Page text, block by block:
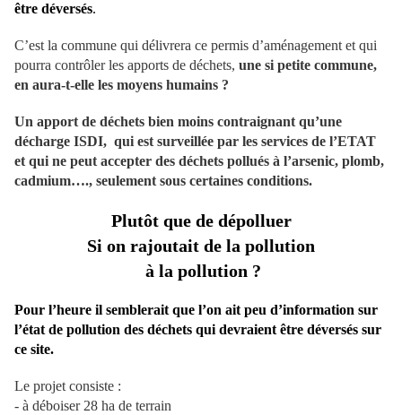
être déversés.
C’est la commune qui délivrera ce permis d’aménagement et qui
pourra contrôler les apports de déchets, une si petite commune,
en aura-t-elle les moyens humains ?
Un apport de déchets bien moins contraignant qu’une
décharge ISDI, qui est surveillée par les services de l’ETAT
et qui ne peut accepter des déchets pollués à l’arsenic, plomb,
cadmium…., seulement sous certaines conditions.
Plutôt que de dépolluer
Si on rajoutait de la pollution
à la pollution ?
Pour l’heure il semblerait que l’on ait peu d’information sur
l’état de pollution des déchets qui devraient être déversés sur
ce site.
Le projet consiste :
- à déboiser 28 ha de terrain